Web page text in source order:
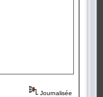
Journalisée